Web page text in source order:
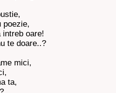
poezie,
intreb oare!
te doare..?
mici,
ta,